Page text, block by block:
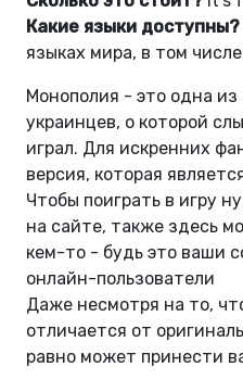
Какие языки доступны?
языках мира, в том
Монополия - это одна
украинцев, о которой
играл. Для искренних
версия, которая
Чтобы поиграть в игру
на сайте, также здесь
кем-то - будь это ваши
онлайн-пользователи
Даже несмотря на то,
отличается от
равно может принести